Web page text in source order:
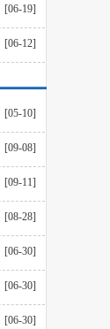
[06-19]
[06-12]
[05-10]
[09-08]
[09-11]
[08-28]
[06-30]
[06-30]
[06-30]